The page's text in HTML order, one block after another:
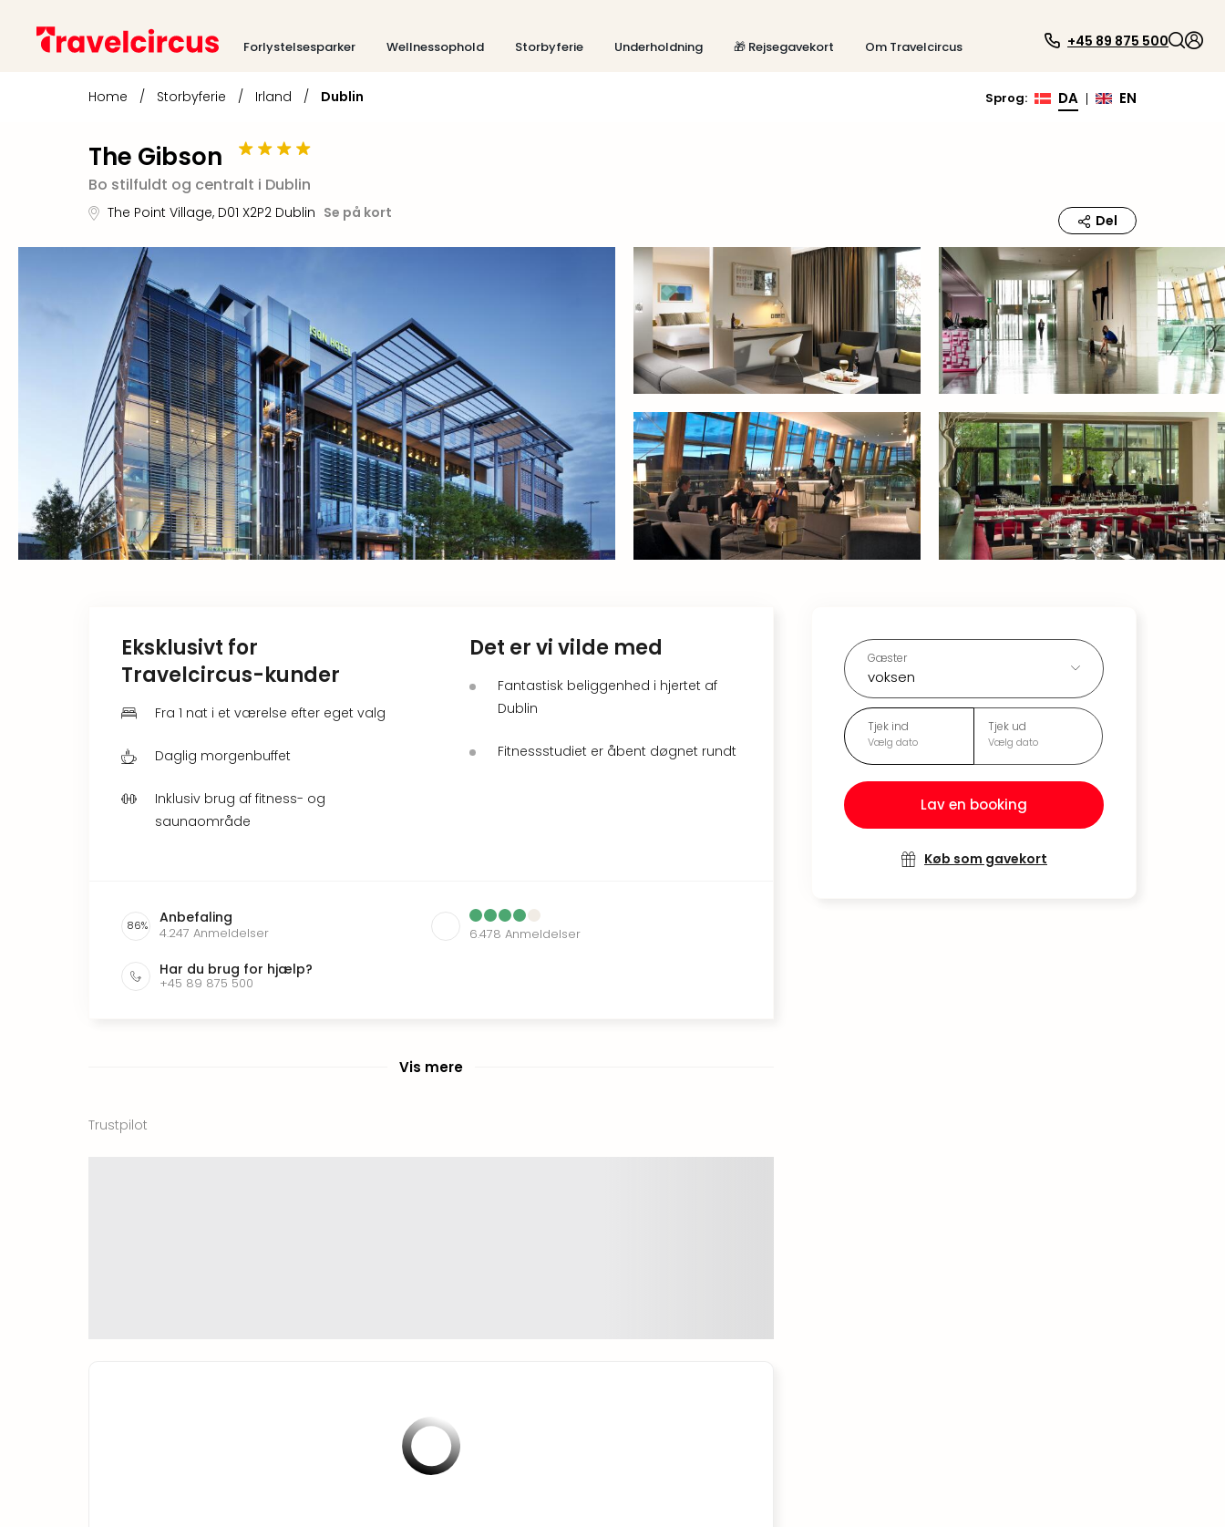
Forlystelsesparker Wellnessophold Storbyferie Underholdning 🎁 Rejsegavekort Om Travelcircus +45 89 875 500
Home / Storbyferie / Irland / Dublin Sprog: DA | EN
The Gibson
Bo stilfuldt og centralt i Dublin
The Point Village, D01 X2P2 Dublin Se på kort Del
Gæster
voksen
Tjek ind
Vælg dato
Tjek ud
Vælg dato
Lav en booking
Køb som gavekort
Eksklusivt for
Travelcircus-kunder
Fra 1 nat i et værelse efter eget valg
Daglig morgenbuffet
Inklusiv brug af fitness- og
saunaområde
Det er vi vilde med
Fantastisk beliggenhed i hjertet af
Dublin
Fitnessstudiet er åbent døgnet rundt
86% Anbefaling
4.247 Anmeldelser 6.478 Anmeldelser
Har du brug for hjælp?
+45 89 875 500
Vis mere
Trustpilot